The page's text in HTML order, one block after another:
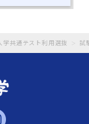
共通テスト利用選抜 試